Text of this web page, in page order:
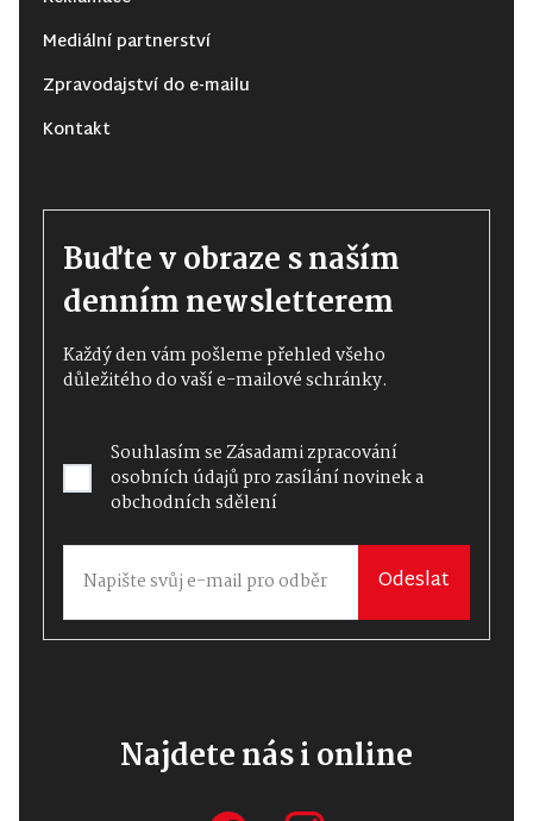
Mediální partnerství
Zpravodajství do e-mailu
Kontakt
Buďte v obraze s naším
denním newsletterem
Každý den vám pošleme přehled všeho
důležitého do vaší e-mailové schránky.
Souhlasím seZásadami zpracování
osobních údajůpro zasílání novinek a
obchodních sdělení
Odeslat
Najdete nás i online